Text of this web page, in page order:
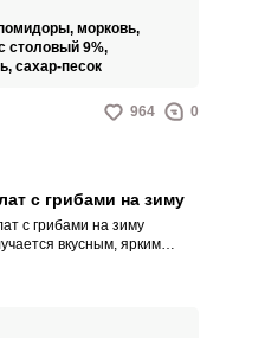
в овощах.
или дополнения к
мясным или рыбным
морковь,
столовый 9%,
сахар-песок
964 0
с грибами на зиму
с грибами на зиму
вкусным, ярким